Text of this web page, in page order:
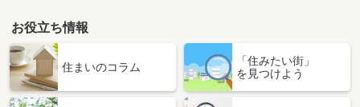
お役立ち情報
住まいのコラム
「住みたい街」
を見つけよう